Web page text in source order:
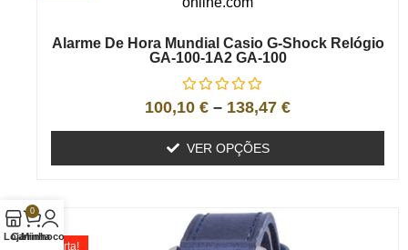
Alarme De Hora Mundial Casio G-Shock Relógio
GA-100-1A2 GA-100
100,10 € – 138,47 €
VER OPÇÕES
Oferta!
Loja
0
Carrinho
Minha conta